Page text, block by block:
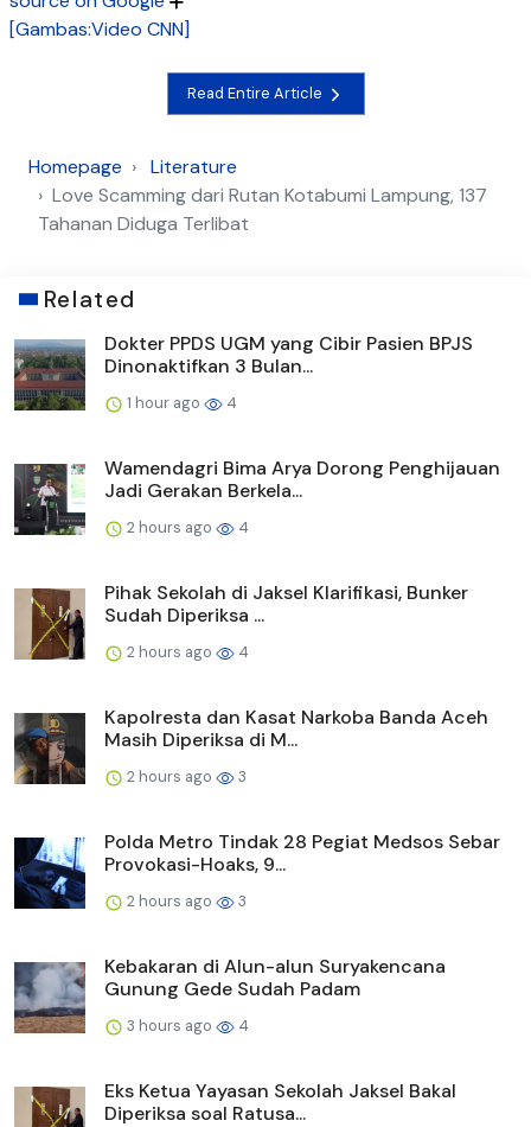
[Gambas:Video CNN]
Read Entire Article
Homepage
Literature
Love Scamming dari Rutan Kotabumi Lampung, 137
Tahanan Diduga Terlibat
Related
Dokter PPDS UGM yang Cibir Pasien BPJS
Dinonaktifkan 3 Bulan...
1 hour ago 4
Wamendagri Bima Arya Dorong Penghijauan
Jadi Gerakan Berkela...
2 hours ago 4
Pihak Sekolah di Jaksel Klarifikasi, Bunker
Sudah Diperiksa ...
2 hours ago 4
Kapolresta dan Kasat Narkoba Banda Aceh
Masih Diperiksa di M...
2 hours ago 3
Polda Metro Tindak 28 Pegiat Medsos Sebar
Provokasi-Hoaks, 9...
2 hours ago 3
Kebakaran di Alun-alun Suryakencana
Gunung Gede Sudah Padam
3 hours ago 4
Eks Ketua Yayasan Sekolah Jaksel Bakal
Diperiksa soal Ratusa...